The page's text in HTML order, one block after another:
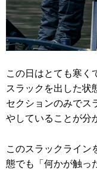
この日はとても寒く
スラックを出した状
セクションのみでス
やしていることが分
このスラックライン
態でも「何かが触っ